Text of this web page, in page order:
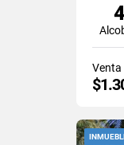
4
Venta